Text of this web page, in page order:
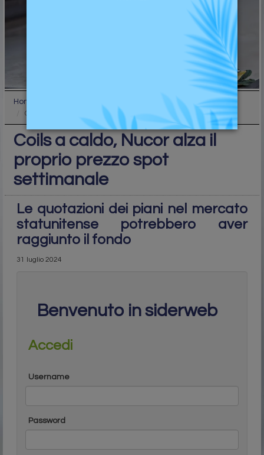
Home
Coils a caldo, Nucor alza il proprio prezzo spot s...
Coils a caldo, Nucor alza il
proprio prezzo spot
settimanale
Le quotazioni dei piani nel mercato
statunitense potrebbero aver
raggiunto il fondo
31 luglio 2024
Benvenuto in siderweb
Accedi
Username
Password